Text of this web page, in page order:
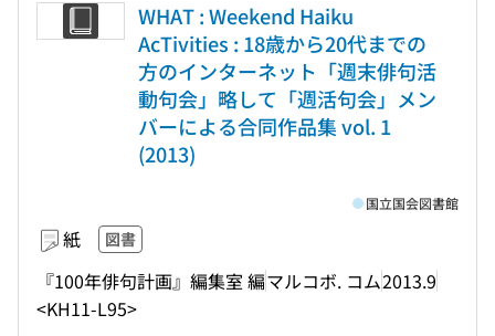
WHAT : Weekend Haiku
AcTivities : 18歳から20代までの
方のインターネット「週末俳句活
動句会」略して「週活句会」メン
バーによる合同作品集 vol. 1
(2013)
紙 図書
『100年俳句計画』編集室 編マルコボ. コム2013.9
<KH11-L95>
国立国会図書館